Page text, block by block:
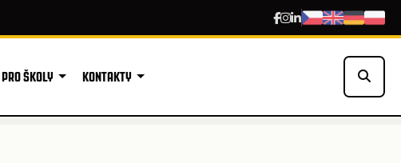
PRO ŠKOLY KONTAKTY